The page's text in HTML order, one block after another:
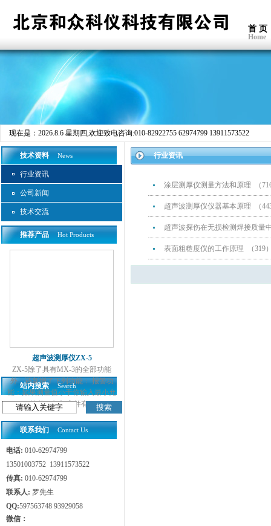
首 页
Home
现在是： 2026.8.6 星期四,欢迎致电咨询:010-82922755 62974799 13911573522
技术资料 News
行业资讯
公司新闻
技术交流
推荐产品 Hot Products
超声波测厚仪ZX-5
ZX-5除了具有MX-3的全部功能
外，还新增了下列功能： 报警功
能：如果测量值小于你输入最小允
许值，红灯亮并有...
站内搜索 Search
联系我们 Contact Us
电话: 010-62974799
13501003752 13911573522
传真: 010-62974799
联系人: 罗先生
QQ:597563748 93929058
微信：
行业资讯
涂层测厚仪测量方法和原理 （
超声波测厚仪仪器基本原理 （
超声波探伤在无损检测焊接质量
表面粗糙度仪的工作原理 （319